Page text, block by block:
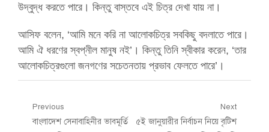
উদ্বুদ্ধ করতে পারে। কিন্তু বাস্তবে এই চিত্র দেখা যায় না।
আসিফ বলেন, ‘আমি মনে করি না আলোকচিত্র সবকিছু বদলাতে পারে।
আমি ঐ ধরণের স্বপ্নীল মানুষ নই’। কিন্তু তিনি স্বীকার করেন, ‘তার
আলোকচিত্রগুলো জনগণের সচেতনতায় প্রভাব ফেলতে পারে’।
Post
Previous
Previous
বাংলাদেশ সেনাবাহিনীর ভাবমূর্তি
Next
Next
৫ই জানুয়ারীর নির্বাচন নিয়ে বৃটিশ